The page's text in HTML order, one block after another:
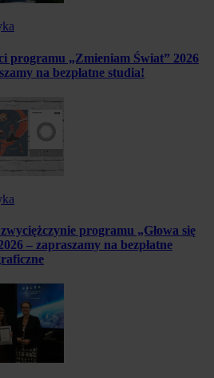
programu „Zmieniam Świat” 2026
na bezpłatne studia!
programu „Głowa się
– zapraszamy na bezpłatne